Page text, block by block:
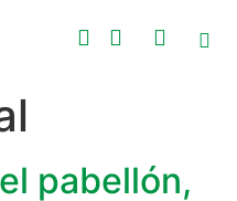
pabellón,